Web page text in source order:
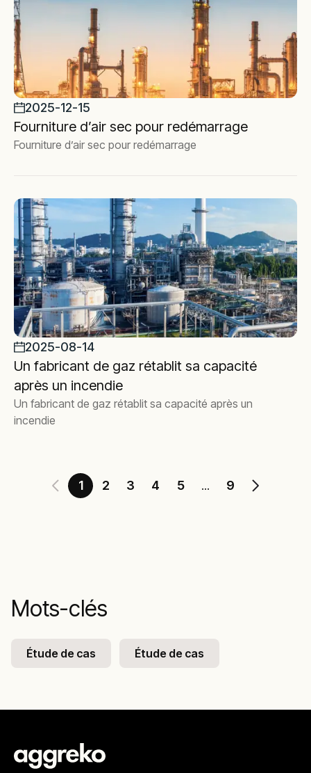
2025-12-15
Fourniture d’air sec pour redémarrage
Fourniture d’air sec pour redémarrage
2025-08-14
Un fabricant de gaz rétablit sa capacité
après un incendie
Un fabricant de gaz rétablit sa capacité après un
incendie
1 2 3 4 5 ... 9
Mots-clés
Étude de cas Étude de cas